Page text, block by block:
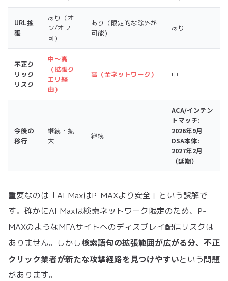
URL拡
張
あり（オ
ン/オフ
可）
あり（限定的な除外が
可能）
あり
不正ク
リック
リスク
中〜高
（拡張ク
エリ経
由）
高（全ネットワーク） 中
今後の
移行
継続・拡
大
継続
ACA/インテン
トマッチ:
2026年9月
DSA本体:
2027年2月
（延期）
重要なのは「AI MaxはP-MAXより安全」という誤解で
す。確かにAI Maxは検索ネットワーク限定のため、P-
MAXのようなMFAサイトへのディスプレイ配信リスクは
ありません。しかし検索語句の拡張範囲が広がる分、不正
クリック業者が新たな攻撃経路を見つけやすいという問題
があります。